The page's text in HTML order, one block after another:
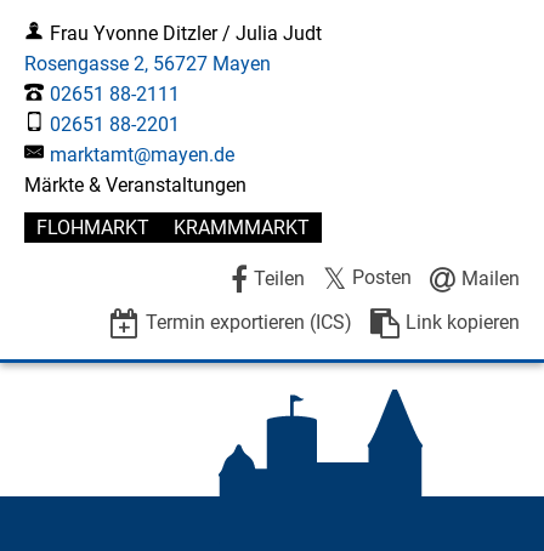
Frau Yvonne Ditzler / Julia Judt
Rosengasse 2, 56727 Mayen
02651 88-2111
02651 88-2201
marktamt@mayen.de
Märkte & Veranstaltungen
FLOHMARKT
KRAMMMARKT
Teilen Posten
Mailen
Termin exportieren (ICS)
Link kopieren